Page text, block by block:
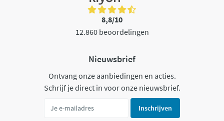
8,8/10
12.860 beoordelingen
Nieuwsbrief
Ontvang onze aanbiedingen en acties.
Schrijf je direct in voor onze nieuwsbrief.
Inschrijven